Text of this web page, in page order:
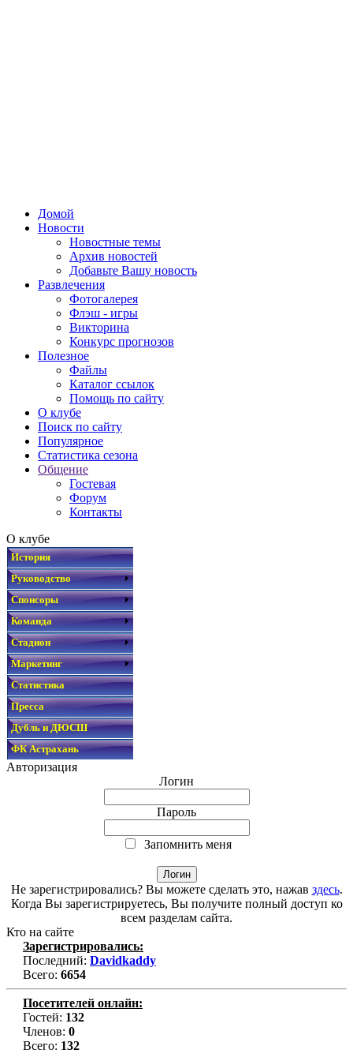
Домой
Новости
Новостные темы
Архив новостей
Добавьте Вашу новость
Развлечения
Фотогалерея
Флэш - игры
Викторина
Конкурс прогнозов
Полезное
Файлы
Каталог ссылок
Помощь по сайту
О клубе
Поиск по сайту
Популярное
Статистика сезона
Общение
Гостевая
Форум
Контакты
О клубе
История
Руководство
Спонсоры
Команда
Стадион
Маркетинг
Статистика
Пресса
Дубль и ДЮСШ
ФК Астрахань
Авторизация
Логин
Пароль
Запомнить меня
Не зарегистрировались? Вы можете сделать это, нажав здесь.
Когда Вы зарегистрируетесь, Вы получите полный доступ ко
всем разделам сайта.
Кто на сайте
Зарегистрировались:
Последний: Davidkaddy
Всего: 6654
Посетителей онлайн:
Гостей: 132
Членов: 0
Всего: 132